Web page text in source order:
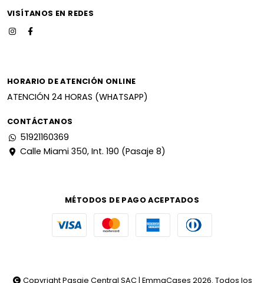
VISÍTANOS EN REDES
HORARIO DE ATENCIÓN ONLINE
ATENCIÓN 24 HORAS (WHATSAPP)
CONTÁCTANOS
51921160369
Calle Miami 350, Int. 190 (Pasaje 8)
MÉTODOS DE PAGO ACEPTADOS
Copyright Pasaje Central SAC | EmmaCases 2026. Todos los